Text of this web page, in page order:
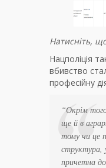
Натисніть,
Нацполіція
вбивство
професійну
“Окрім
ще й в
тому чи це
структура,
причетна